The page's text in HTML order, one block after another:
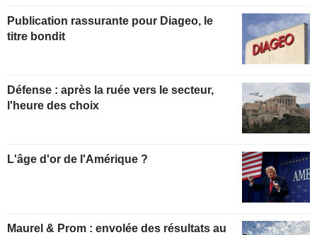
Publication rassurante pour Diageo, le
titre bondit
Défense : après la ruée vers le secteur,
l'heure des choix
L'âge d'or de l'Amérique ?
Maurel & Prom : envolée des résultats au